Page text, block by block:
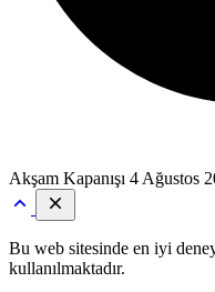
Akşam Kapanışı 4 Ağustos
Bu web sitesinde en iyi
kullanılmaktadır.